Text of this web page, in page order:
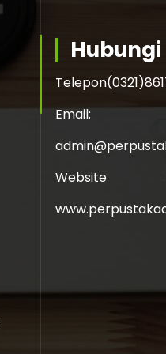
Telepon
Email:
Website